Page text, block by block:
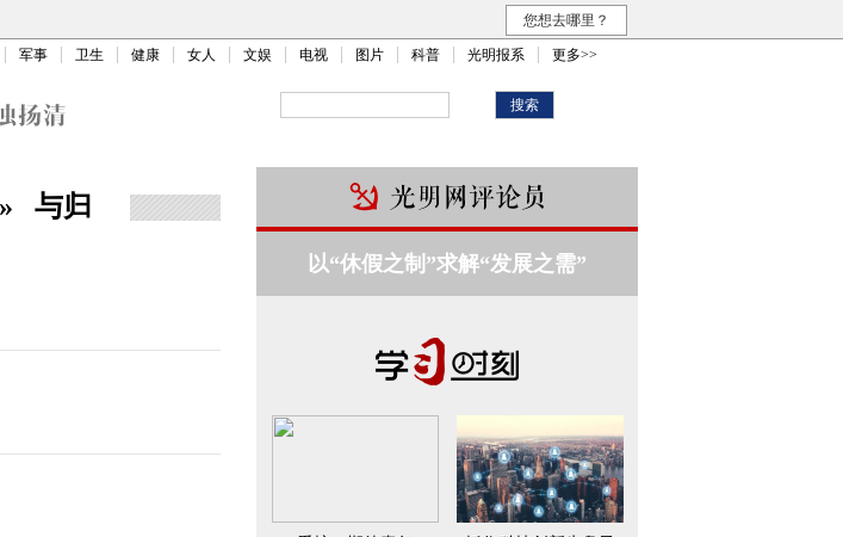
您想去哪里？
军事 卫生 健康 女人 文娱 电视 图片 科普 光明报系 更多>>
» 与归
以“休假之制”求解“发展之需”